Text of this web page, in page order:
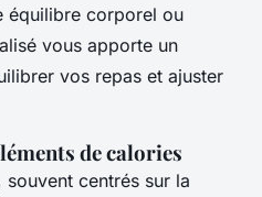
équilibre corporel ou
vous apporte un
vos repas et ajuster
de calories
centrés sur la